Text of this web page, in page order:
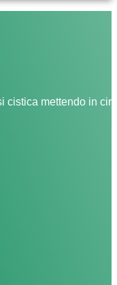
cistica mettendo in